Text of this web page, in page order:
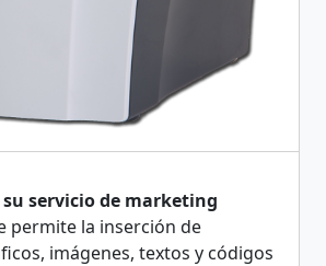
servicio de marketing
permite la inserción de
imágenes, textos y códigos